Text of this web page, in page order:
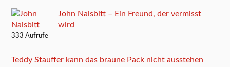
John Naisbitt – Ein Freund, der vermisst
wird
333 Aufrufe
Teddy Stauffer kann das braune Pack nicht ausstehen